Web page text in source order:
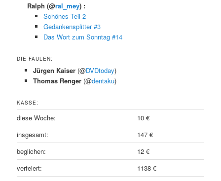
Ralph(@ral_mey) :
Schönes Teil 2
Gedankensplitter #3
Das Wort zum Sonntag #14
DIE FAULEN:
Jürgen Kaiser (@DVDtoday)
Thomas Renger (@dentaku)
KASSE:
diese Woche:
10 €
insgesamt:
147 €
beglichen:
12 €
verfeiert:
1138 €